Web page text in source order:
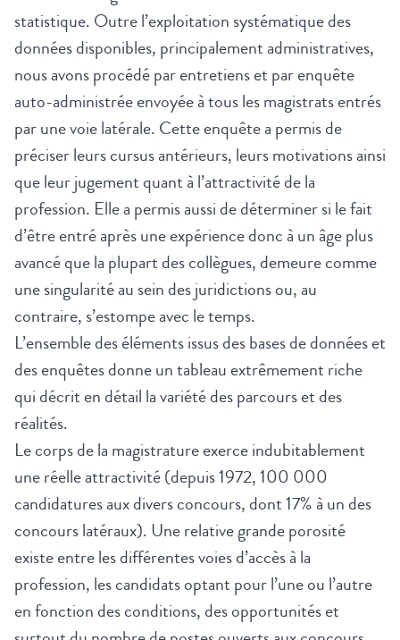
statistique. Outre l’exploitation systématique des
données disponibles, principalement administratives,
nous avons procédé par entretiens et par enquête
auto-administrée envoyée à tous les magistrats entrés
par une voie latérale. Cette enquête a permis de
préciser leurs cursus antérieurs, leurs motivations ainsi
que leur jugement quant à l’attractivité de la
profession. Elle a permis aussi de déterminer si le fait
d’être entré après une expérience donc à un âge plus
avancé que la plupart des collègues, demeure comme
une singularité au sein des juridictions ou, au
contraire, s’estompe avec le temps.
L’ensemble des éléments issus des bases de données et
des enquêtes donne un tableau extrêmement riche
qui décrit en détail la variété des parcours et des
réalités.
Le corps de la magistrature exerce indubitablement
une réelle attractivité (depuis 1972, 100 000
candidatures aux divers concours, dont 17% à un des
concours latéraux). Une relative grande porosité
existe entre les différentes voies d’accès à la
profession, les candidats optant pour l’une ou l’autre
en fonction des conditions, des opportunités et